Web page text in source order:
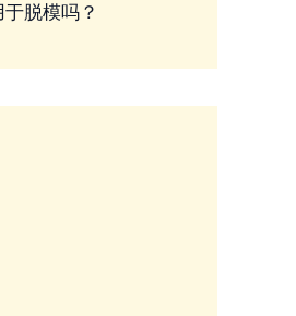
脱模吗？